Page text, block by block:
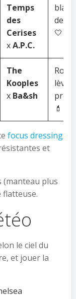
Temps
des
Cerises
xA.P.C.
blanc
🤍
The
Kooples
x Ba&sh
💄
focus dressing
et
(manteau plus
flatteuse.
le ciel du
et jouer la